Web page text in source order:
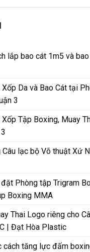
lắp bao cát 1m5 và
Da và Bao Cát tại
3
Tập Boxing, Muay
lạc bộ Võ thuật Xứ
Phòng tập Trigram
Boxing MMA
Thai Logo riêng cho
| Đạt Hòa Plastic
cách tăng lực đấm